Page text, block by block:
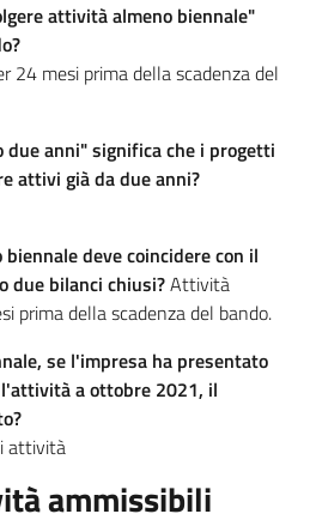
attività almeno biennale"
mesi prima della scadenza del
due anni" significa che i progetti
attivi già da due anni?
deve coincidere con il
due bilanci chiusi?Attività
prima della scadenza del bando.
se l'impresa ha presentato
a ottobre 2021, il
attività
ammissibili